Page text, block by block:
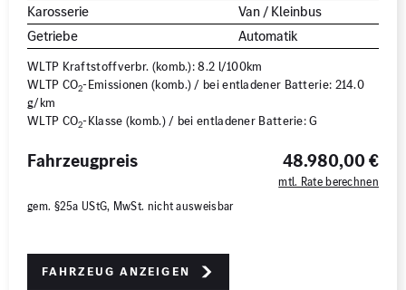
Karosserie
Van / Kleinbus
Getriebe
Automatik
WLTP Kraftstoffverbr. (komb.): 8.2 l/100km
WLTP CO2-Emissionen (komb.) / bei entladener Batterie: 214.0
g/km
WLTP CO2-Klasse (komb.) / bei entladener Batterie: G
48.980,00 €
mtl. Rate berechnen
Fahrzeugpreis
gem. §25a UStG, MwSt. nicht ausweisbar
Fahrzeug anzeigen